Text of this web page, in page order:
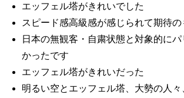
エッフェル塔がきれいでした
スピード感高級感が感じられて期待
日本の無観客・自粛状態と対象的に
かったです
エッフェル塔がきれいだった
明るい空とエッフェル塔、大勢の人